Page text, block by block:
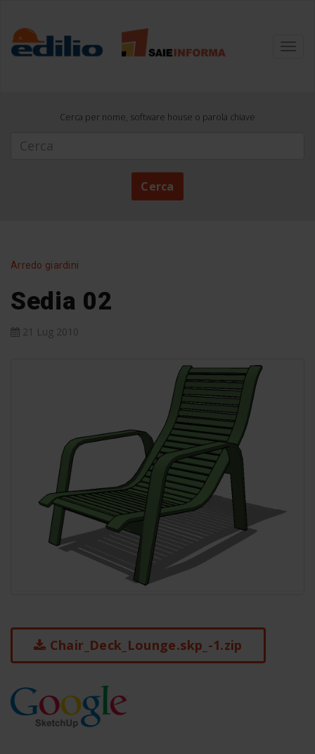
Cerca per nome, software house o parola chiave
Cerca
Arredo giardini
Sedia 02
21 Lug 2010
Chair_Deck_Lounge.skp_-1.zip